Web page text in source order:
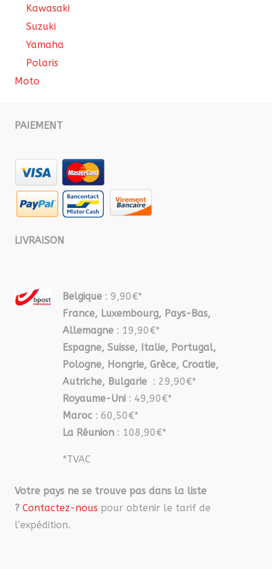
Kawasaki
Suzuki
Yamaha
Polaris
Moto
PAIEMENT
LIVRAISON
Belgique : 9,90€*
France, Luxembourg, Pays-Bas,
Allemagne : 19,90€*
Espagne, Suisse, Italie, Portugal,
Pologne, Hongrie, Grèce, Croatie,
Autriche, Bulgarie : 29,90€*
Royaume-Uni : 49,90€*
Maroc : 60,50€*
La Réunion : 108,90€*
*TVAC
Votre pays ne se trouve pas dans la liste
? Contactez-nous pour obtenir le tarif de
l’expédition.